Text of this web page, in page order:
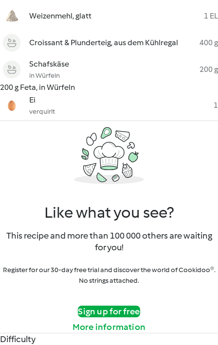
Weizenmehl, glatt 1 EL
Croissant & Plunderteig, aus dem Kühlregal 400 g
Schafskäse
in Würfeln
200 g
200 g Feta, in Würfeln
Ei
verquirlt
1
Like what you see?
This recipe and more than 100 000 others are waiting
for you!
Register for our 30-day free trial and discover the world of Cookidoo®.
No strings attached.
Sign up for free
More information
Difficulty